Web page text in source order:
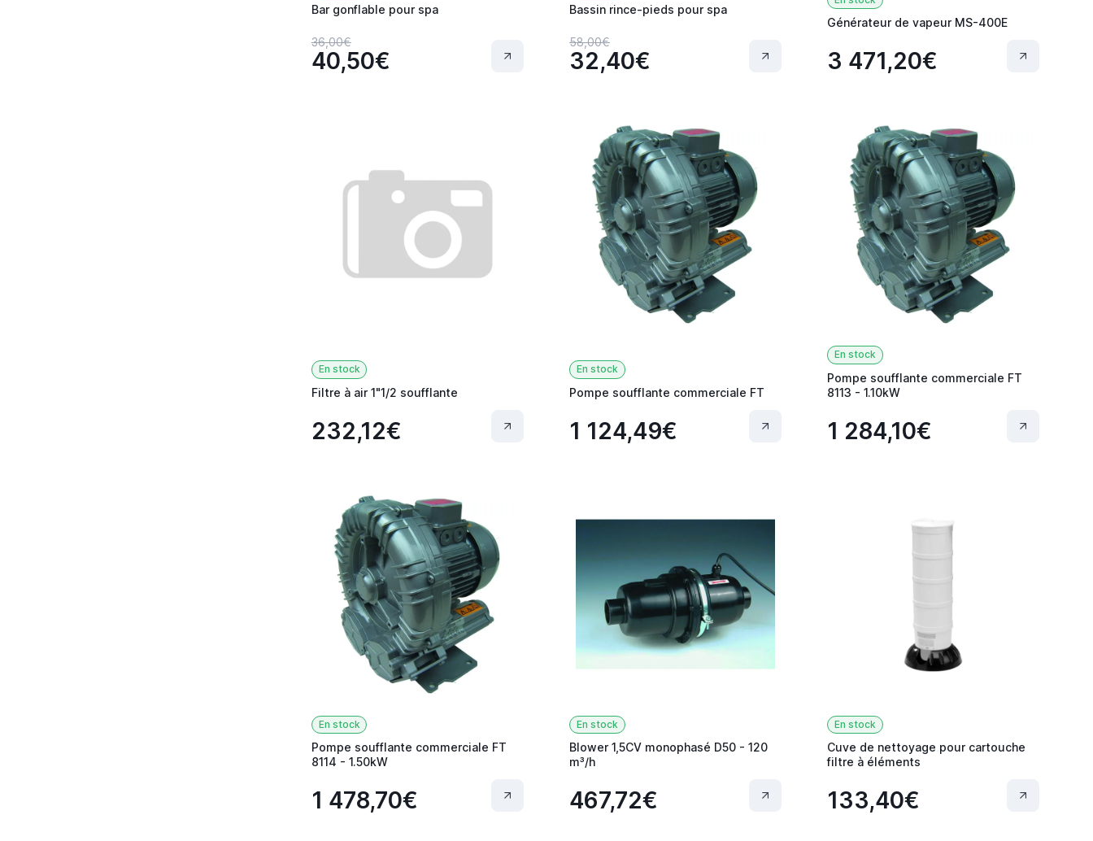
Bar gonflable pour spa
36,00€
40,50€
Bassin rince-pieds pour spa
58,00€
32,40€
Générateur de vapeur MS-400E
3 471,20€
En stock
Filtre à air 1"1/2 soufflante
232,12€
En stock
Pompe soufflante commerciale FT
1 124,49€
En stock
Pompe soufflante commerciale FT
8113 - 1.10kW
1 284,10€
En stock
Pompe soufflante commerciale FT
8114 - 1.50kW
1 478,70€
En stock
Blower 1,5CV monophasé D50 - 120
m³/h
467,72€
En stock
Cuve de nettoyage pour cartouche
filtre à éléments
133,40€